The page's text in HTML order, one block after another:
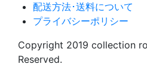
配送方法･送料について
プライバシーポリシー
Copyright 2019 collection
Reserved.